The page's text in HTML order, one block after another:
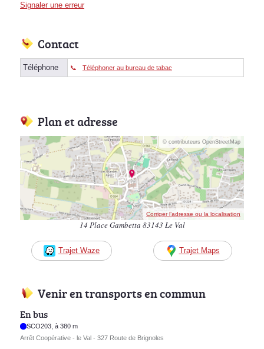
Signaler une erreur
Contact
Téléphone Téléphoner au bureau de tabac
Plan et adresse
© contributeurs OpenStreetMap
Corriger l’adresse ou la localisation
14 Place Gambetta 83143 Le Val
Trajet Waze Trajet Maps
Venir en transports en commun
En bus
SCO203, à 380 m
Arrêt Coopérative - le Val - 327 Route de Brignoles